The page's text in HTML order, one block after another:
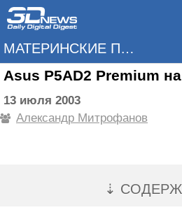
МАТЕРИНСКИЕ ПЛАТЫ
Asus P5AD2 Premium
13 июля 2003
Александр Митрофанов
⇣